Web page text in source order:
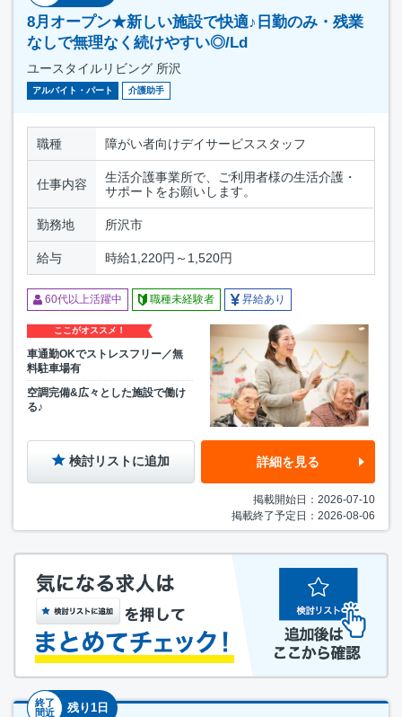
8月オープン★新しい施設で快適♪日勤のみ・残業
なしで無理なく続けやすい◎/Ld
ユースタイルリビング 所沢
アルバイト・パート 介護助手
職種 障がい者向けデイサービススタッフ
仕事内容
生活介護事業所で、ご利用者様の生活介護・
サポートをお願いします。
勤務地 所沢市
給与 時給1,220円～1,520円
60代以上活躍中 職種未経験者 昇給あり
ここがオススメ！
車通勤OKでストレスフリー／無
料駐車場有
空調完備&広々とした施設で働け
る♪
検討リストに追加 詳細を見る
掲載開始日：2026-07-10
掲載終了予定日：2026-08-06
終了
間近
残り1日